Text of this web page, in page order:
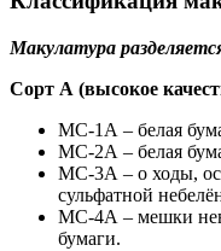
Макулатура
Сорт А (высокое
МС-1А – белая
МС-2А – белая
МС-3А – о ходы,
сульфатной
МС-4А – мешки
бумаги.